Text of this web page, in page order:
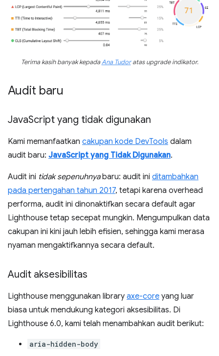
Terima kasih banyak kepadaAna Tudoratas upgrade indikator.
Audit baru
JavaScript yang tidak digunakan
Kami memanfaatkan cakupan kode DevTools dalam
audit baru: JavaScript yang Tidak Digunakan.
Audit ini tidak sepenuhnyabaru: audit ini ditambahkan
pada pertengahan tahun 2017, tetapi karena overhead
performa, audit ini dinonaktifkan secara default agar
Lighthouse tetap secepat mungkin. Mengumpulkan data
cakupan ini kini jauh lebih efisien, sehingga kami merasa
nyaman mengaktifkannya secara default.
Audit aksesibilitas
Lighthouse menggunakan library axe-core yang luar
biasa untuk mendukung kategori aksesibilitas. Di
Lighthouse 6.0, kami telah menambahkan audit berikut:
aria-hidden-body